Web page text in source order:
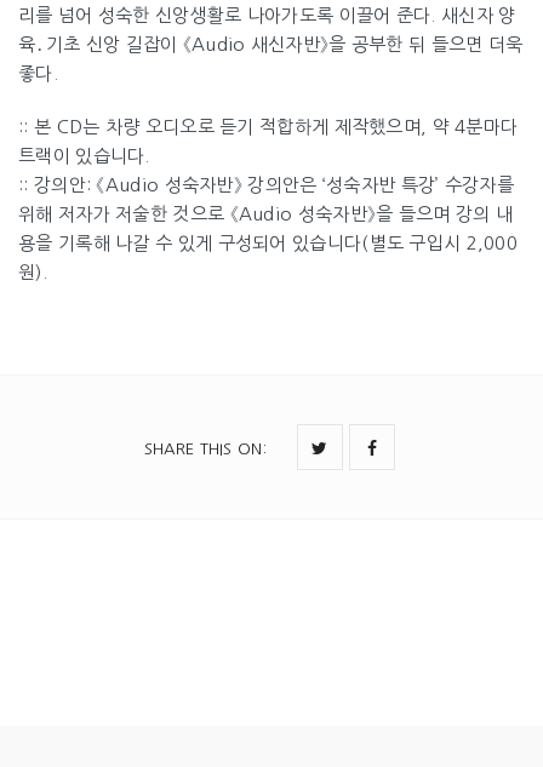
리를 넘어 성숙한 신앙생활로 나아가도록 이끌어 준다. 새신자 양
육․기초 신앙 길잡이 《Audio 새신자반》을 공부한 뒤 들으면 더욱
좋다.
:: 본 CD는 차량 오디오로 듣기 적합하게 제작했으며, 약 4분마다
트랙이 있습니다.
:: 강의안: 《Audio 성숙자반》 강의안은 ‘성숙자반 특강’ 수강자를
위해 저자가 저술한 것으로 《Audio 성숙자반》을 들으며 강의 내
용을 기록해 나갈 수 있게 구성되어 있습니다(별도 구입시 2,000
원).
SHARE THIS ON :